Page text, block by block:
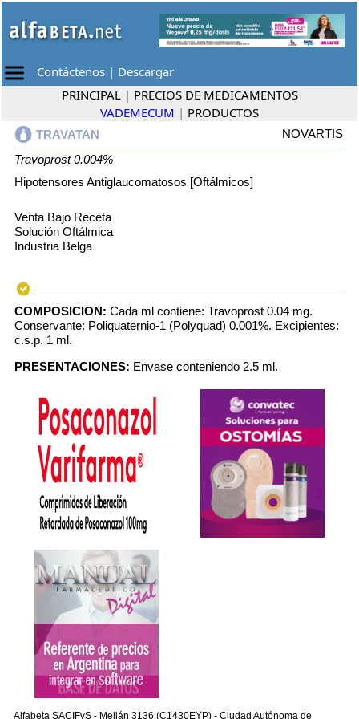
Contáctenos | Descargar
PRINCIPAL | PRECIOS DE MEDICAMENTOS
VADEMECUM | PRODUCTOS
TRAVATAN
NOVARTIS
Travoprost 0.004%
Hipotensores Antiglaucomatosos [Oftálmicos]
Venta Bajo Receta
Solución Oftálmica
Industria Belga
COMPOSICION: Cada ml contiene: Travoprost 0.04 mg.
Conservante: Poliquaternio-1 (Polyquad) 0.001%. Excipientes:
c.s.p. 1 ml.
PRESENTACIONES: Envase conteniendo 2.5 ml.
Alfabeta SACIFyS - Melián 3136 (C1430EYP) - Ciudad Autónoma de